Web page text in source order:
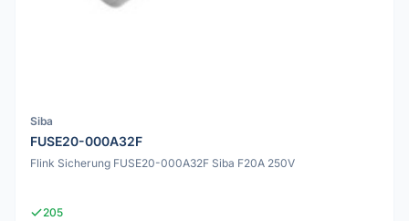
Siba
FUSE20-000A32F
Flink Sicherung FUSE20-000A32F Siba F20A 250V
205